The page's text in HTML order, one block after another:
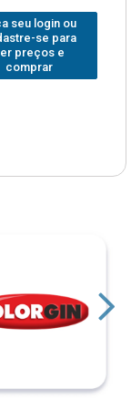
seu login ou
se para
preços e
comprar